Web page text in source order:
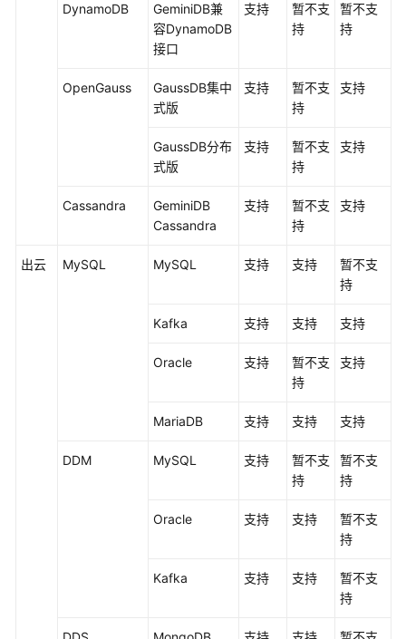
DynamoDB
GeminiDB兼
容DynamoDB
接口
支持
暂不支
持
暂不支
持
OpenGauss
GaussDB集中
式版
支持
暂不支
持
支持
GaussDB分布
式版
支持
暂不支
持
支持
Cassandra
GeminiDB
Cassandra
支持
暂不支
持
支持
出云 MySQL MySQL 支持 支持
暂不支
持
Kafka 支持 支持 支持
Oracle 支持
暂不支
持
支持
MariaDB 支持 支持 支持
DDM MySQL 支持
暂不支
持
暂不支
持
Oracle 支持 支持
暂不支
持
Kafka 支持 支持
暂不支
持